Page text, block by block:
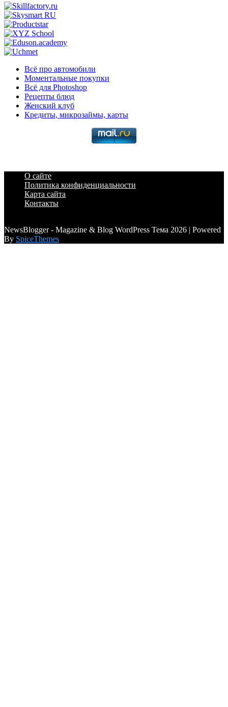
записей
Всё про автомобили
Моментальные покупки
Всё для Photoshop
Рецепты блюд
Женский клуб
Кредиты, микрозаймы, карты
О сайте
Политика конфиденциальности
Карта сайта
Контакты
NewsBlogger - Magazine & Blog WordPress Тема 2026 | Powered
By SpiceThemes